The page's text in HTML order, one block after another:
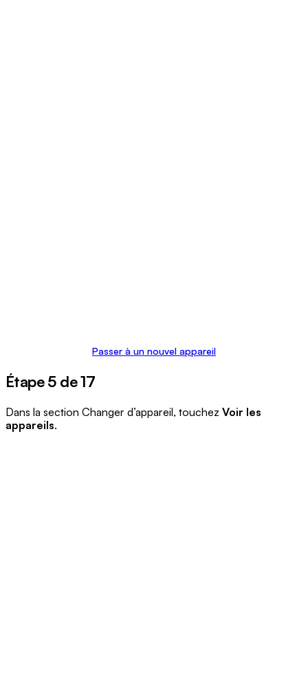
Passer à un nouvel appareil
Étape 5 de 17
Dans la section Changer d’appareil, touchez Voir les
appareils.